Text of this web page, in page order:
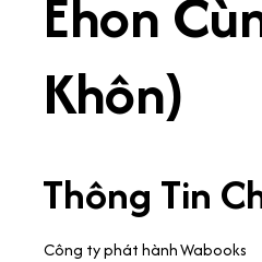
Ehon
Khôn)
Thông Tin
Công ty phát hànhWabooks